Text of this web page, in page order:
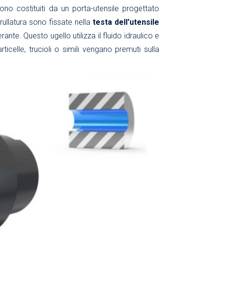
costituiti da un porta-utensile progettato
sono fissate nella testa dell’utensile
Questo ugello utilizza il fluido idraulico e
trucioli o simili vengano premuti sulla